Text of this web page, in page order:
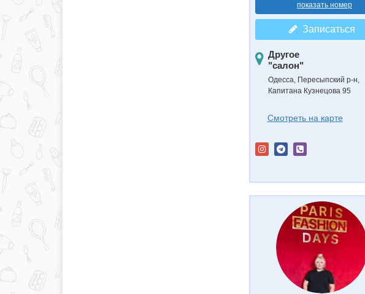
показать номер
Записаться
Другое
"салон"
Одесса, Пересыпский р-н,
Капитана Кузнецова 95
Смотреть на карте